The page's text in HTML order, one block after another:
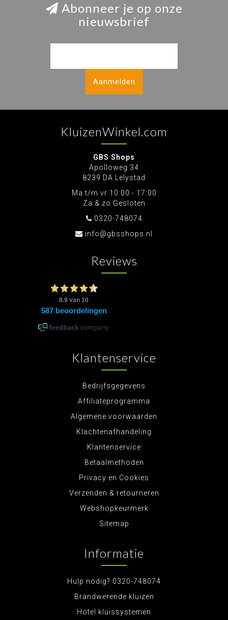
Abonneer je op onze
nieuwsbrief
Aanmelden
KluizenWinkel.com
GBS Shops
Apolloweg 34
8239 DA Lelystad
Ma t/m vr 10:00 - 17:00
Za & zo Gesloten
0320-748074
info@gbsshops.nl
Reviews
Klantenservice
Bedrijfsgegevens
Affiliateprogramma
Algemene voorwaarden
Klachtenafhandeling
Klantenservice
Betaalmethoden
Privacy en Cookies
Verzenden & retourneren
Webshopkeurmerk
Sitemap
Informatie
Hulp nodig? 0320-748074
Brandwerende kluizen
Hotel kluissystemen